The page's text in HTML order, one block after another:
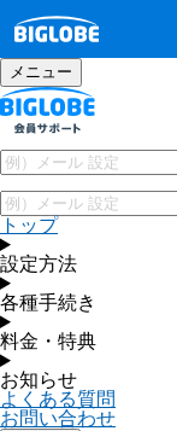
メニュー
トップ
設定方法
各種手続き
料金・特典
お知らせ
よくある質問
お問い合わせ